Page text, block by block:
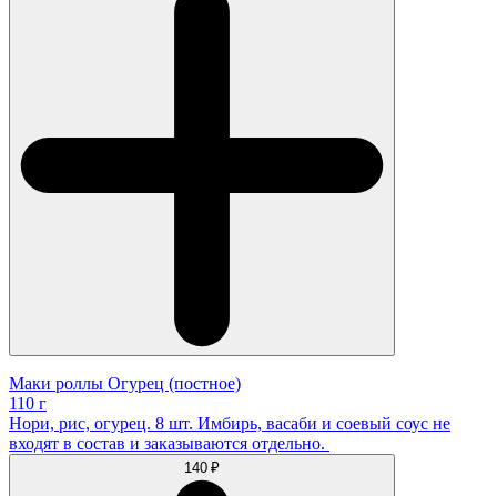
Маки роллы Огурец (постное)
110 г
Нори, рис, огурец. 8 шт. Имбирь, васаби и соевый соус не
входят в состав и заказываются отдельно.
140 ₽